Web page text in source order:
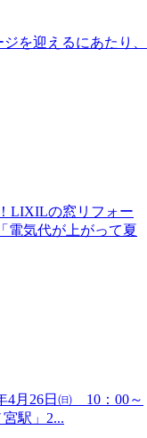
を迎えるにあたり、
LIXILの窓リフォー
電気代が上がって夏
4月26日㈰ 10：00～
駅」2...